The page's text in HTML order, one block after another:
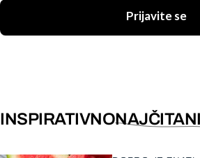
Prijavite se
INSPIRATIVNO